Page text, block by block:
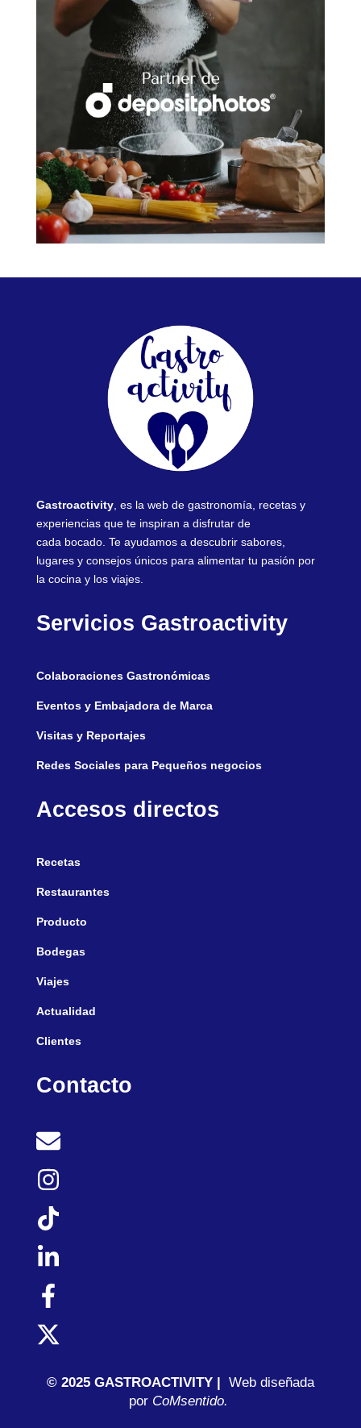
Gastroactivity, es la web de gastronomía, recetas y
experiencias que te inspiran a disfrutar de
cada bocado. Te ayudamos a descubrir sabores,
lugares y consejos únicos para alimentar tu pasión por
la cocina y los viajes.
Servicios Gastroactivity
Colaboraciones Gastronómicas
Eventos y Embajadora de Marca
Visitas y Reportajes
Redes Sociales para Pequeños negocios
Accesos directos
Recetas
Restaurantes
Producto
Bodegas
Viajes
Actualidad
Clientes
Contacto
© 2025 GASTROACTIVITY |
Web diseñada
porCoMsentido.